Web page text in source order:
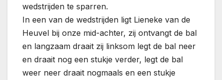
wedstrijden te sparren.
In een van de wedstrijden ligt Lieneke van de
Heuvel bij onze mid-achter, zij ontvangt de bal
en langzaam draait zij linksom legt de bal neer
en draait nog een stukje verder, legt de bal
weer neer draait nogmaals en een stukje